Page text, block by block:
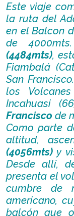
Este viaje
la ruta del
en el Balcon
de
(4484mts),
Fiambalá
San
los
Incahuasi
Francisco de
Como parte
altitud,
(4056mts) y
Desde allí,
presenta el
cumbre de
americano,
balcón que